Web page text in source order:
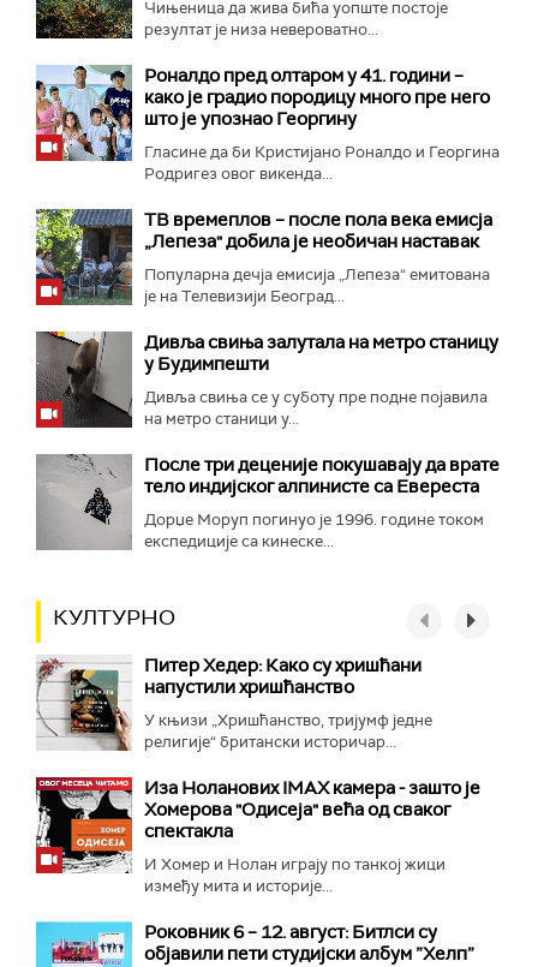
Чињеница да жива бића уопште постоје
резултат је низа невероватно...
Роналдо пред олтаром у 41. години –
како је градио породицу много пре него
што је упознао Георгину
Гласине да би Кристијано Роналдо и Георгина
Родригез овог викенда...
ТВ времеплов – после пола века емисја
„Лепеза" добила је необичан наставак
Популарна дечја емисија „Лепеза“ емитована
је на Телевизији Београд...
Дивља свиња залутала на метро станицу
у Будимпешти
Дивља свиња се у суботу пре подне појавила
на метро станици у...
После три деценије покушавају да врате
тело индијског алпинисте са Евереста
Дорџе Моруп погинуо је 1996. године током
експедиције са кинеске...
КУЛТУРНО
Питер Хедер: Како су хришћани
напустили хришћанство
У књизи „Хришћанство, тријумф једне
религије“ британски историчар...
Иза Ноланових IMAX камера - зашто је
Хомерова "Одисеја" већа од сваког
спектакла
И Хомер и Нолан играју по танкој жици
између мита и историје...
Роковник 6 – 12. август: Битлси су
објавили пети студијски албум ”Хелп”